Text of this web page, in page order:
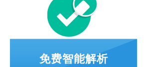
免费智能解析